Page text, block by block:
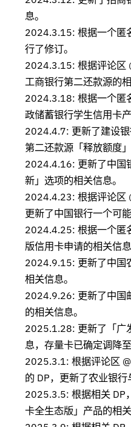
息。
2024.3.15: 根据一个匿
行了修订。
2024.3.15: 根据评论区
工商银行第二还款源的
2024.3.18: 根据一个匿
政储蓄银行学生信用卡
2024.4.7: 更新了建设
第二还款源「释放额度」
2024.4.16: 更新了中国
新」选项的相关信息。
2024.4.23: 根据评论区
更新了中国银行一个可
2024.4.25: 根据一个匿
版信用卡申请的相关信息
2024.9.15: 更新了中国
相关信息。
2024.9.26: 更新了中国
的相关信息。
2025.1.28: 更新了「广
息，存量卡已确定调降至
2025.3.1: 根据评论区
的 DP，更新了农业银行
2025.3.5: 根据相关 DP
卡全生态版」产品的相关